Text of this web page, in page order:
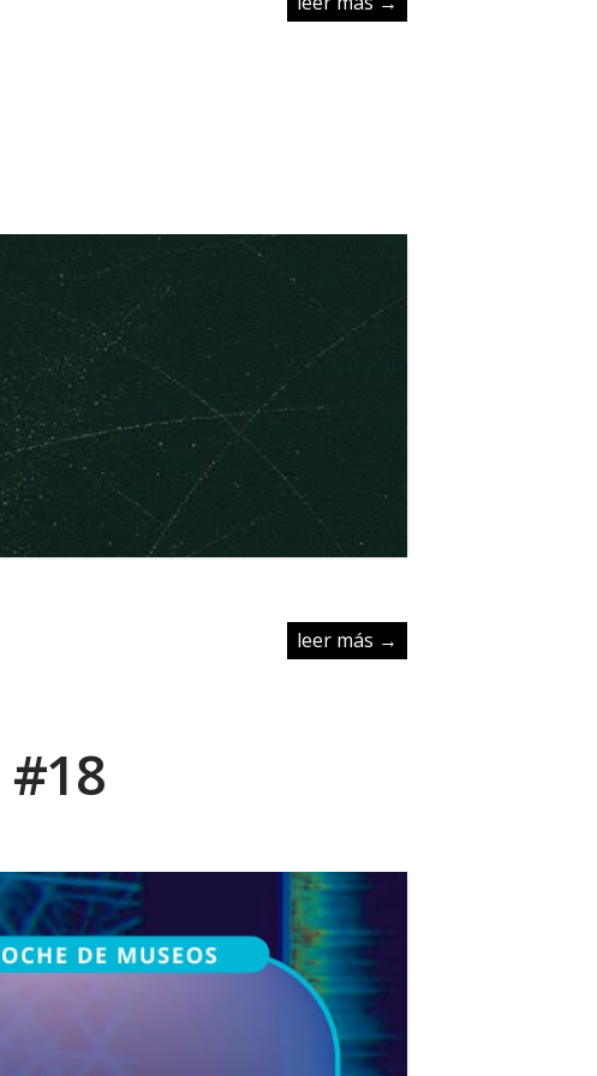
leer más →